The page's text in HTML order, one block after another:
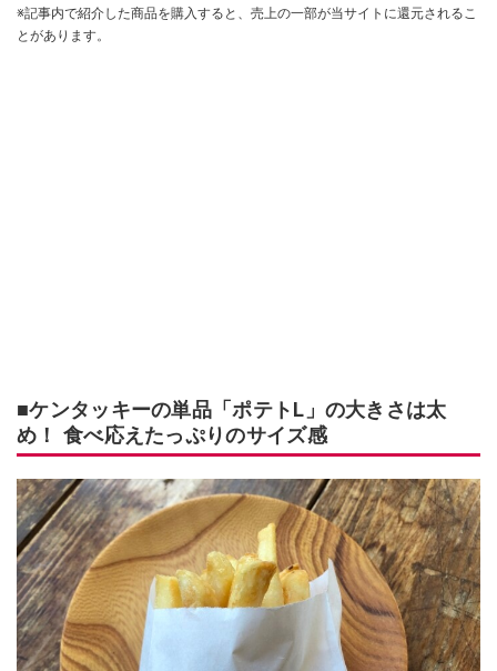
※記事内で紹介した商品を購入すると、売上の一部が当サイトに還元されるこ
とがあります。
■ケンタッキーの単品「ポテトL」の大きさは太
め！ 食べ応えたっぷりのサイズ感